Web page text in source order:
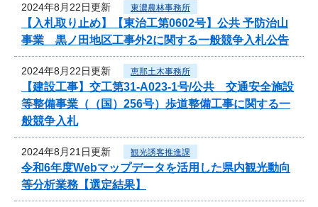
2024年8月22日更新 東濃農林事務所
【入札取り止め】【東治工第0602号】公共 予防治山
事業 黒ノ田地区工事外2に関する一般競争入札公告
2024年8月22日更新 恵那土木事務所
【建設工事】交工第31-A023-1号/公共 交通安全施設
等整備事業（（国）256号）歩道整備工事に関する一
般競争入札
2024年8月21日更新 観光誘客推進課
令和6年度Webマップデータを活用した県内観光動向
等分析業務【選定結果】